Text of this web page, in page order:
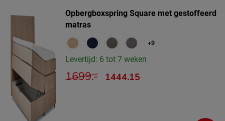
Opbergboxspring Square met gestoffeerd
matras
+9
Levertijd: 6 tot 7 weken
1699.- 1444.15